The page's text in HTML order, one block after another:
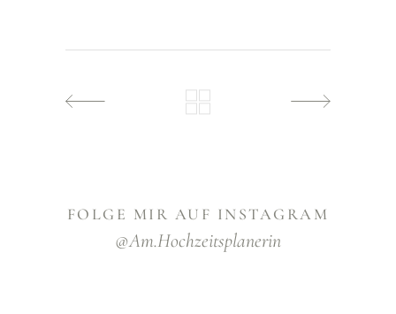
FOLGE MIR AUF INSTAGRAM
@am.hochzeitsplanerin